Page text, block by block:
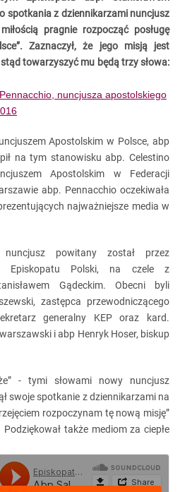
spotkania z dziennikarzami nuncjusz
pragnie rozpocząć posługę
Zaznaczył, że jego misją jest
towarzyszyć mu będą trzy słowa:
Apostolskim w Polsce, abp
na tym stanowisku abp. Celestino
Apostolskim w Federacji
abp. Pennacchio oczekiwała
najważniejsze media w
powitany został przez
Episkopatu Polski, na czele z
Gądeckim. Obecni byli
zastępca przewodniczącego
generalny KEP oraz kard.
i abp Henryk Hoser, biskup
- tymi słowami nowy nuncjusz
swoje spotkanie z dziennikarzami na
rozpoczynam tę nową misję”
także mediom za ciepłe